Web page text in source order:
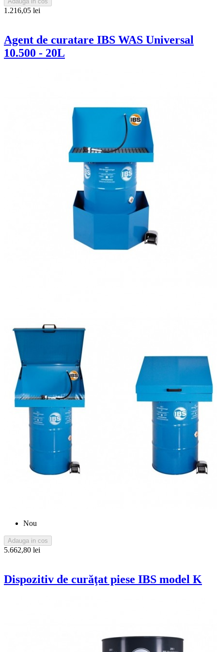
1.216,05 lei
Agent de curatare IBS WAS Universal
10.500 - 20L
Nou
Adauga in cos
5.662,80 lei
Dispozitiv de curăţat piese IBS model K